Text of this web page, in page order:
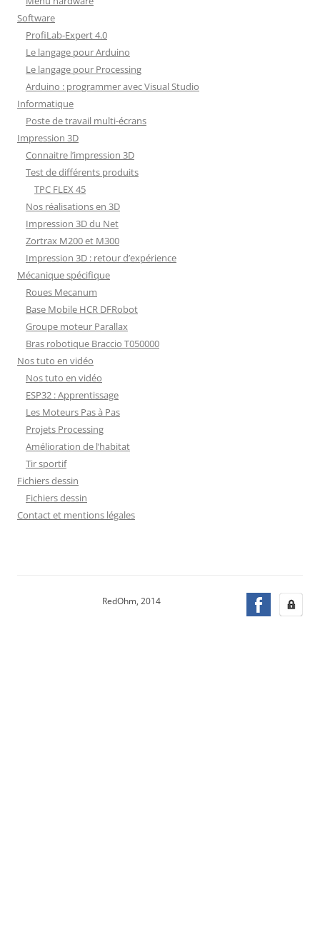
Software
ProfiLab-Expert 4.0
Le langage pour Arduino
Le langage pour Processing
Arduino : programmer avec Visual Studio
Informatique
Poste de travail multi-écrans
Impression 3D
Connaitre l’impression 3D
Test de différents produits
TPC FLEX 45
Nos réalisations en 3D
Impression 3D du Net
Zortrax M200 et M300
Impression 3D : retour d’expérience
Mécanique spécifique
Roues Mecanum
Base Mobile HCR DFRobot
Groupe moteur Parallax
Bras robotique Braccio T050000
Nos tuto en vidéo
Nos tuto en vidéo
ESP32 : Apprentissage
Les Moteurs Pas à Pas
Projets Processing
Amélioration de l’habitat
Tir sportif
Fichiers dessin
Fichiers dessin
Contact et mentions légales
RedOhm, 2014